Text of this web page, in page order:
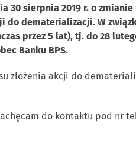
30 sierpnia 2019 r. o
do dematerializacji. W
przez 5 lat), tj. do 28
Banku BPS.
złożenia akcji do
do kontaktu pod nr